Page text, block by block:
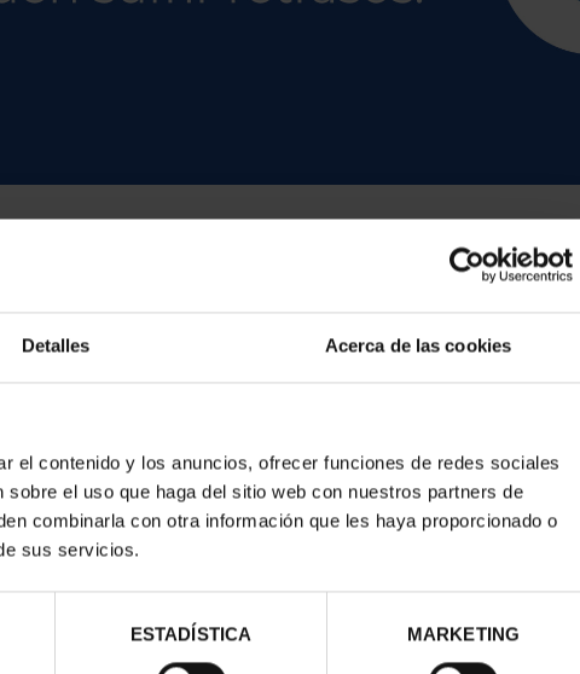
Detalles Acerca de las cookies
el contenido y los anuncios, ofrecer funciones de redes sociales
el uso que haga del sitio web con nuestros partners de
combinarla con otra información que les haya proporcionado o
sus servicios.
ESTADÍSTICA MARKETING